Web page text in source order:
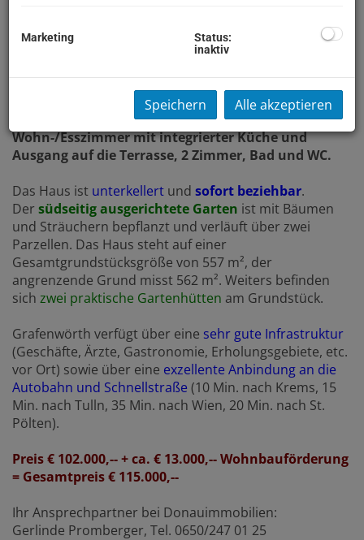
Dieses kleine Einfamilienhaus ist sowohl fürs
geeignet. Es befindet sich inSiedlungslagevon
hochwassersicherund verfügt
gute Raumaufteilung:
Wohn-/Esszimmer mit integrierter Küche und
Ausgang auf die Terrasse, 2 Zimmer, Bad und WC.
Das Haus ist unterkellert und sofort beziehbar.
Der südseitig ausgerichtete Garten ist mit Bäumen
und Sträuchern bepflanzt und verläuft über zwei
Parzellen. Das Haus steht auf einer
Gesamtgrundstücksgröße von 557 m², der
angrenzende Grund misst 562 m². Weiters befinden
sich zwei praktische Gartenhütten am Grundstück.
Grafenwörth verfügt über eine sehr gute Infrastruktur
(Geschäfte, Ärzte, Gastronomie, Erholungsgebiete, etc.
vor Ort) sowie über eine exzellente Anbindung an die
Autobahn und Schnellstraße (10 Min. nach Krems, 15
Min. nach Tulln, 35 Min. nach Wien, 20 Min. nach St.
Pölten).
Preis € 102.000,-- + ca. € 13.000,-- Wohnbauförderung
= Gesamtpreis € 115.000,--
Ihr Ansprechpartner bei Donauimmobilien:
Gerlinde Promberger, Tel. 0650/247 01 25
Marketing
Status:
inaktiv
Speichern Alle akzeptieren